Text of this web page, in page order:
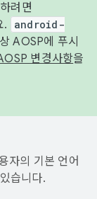
려면
.
android-
AOSP에 푸시
변경사항을
자의 기본 언어
습니다.